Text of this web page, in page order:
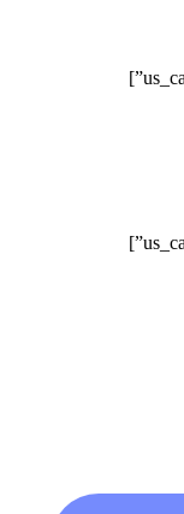
[/vc_column_text][us_carousel columns=”1″ carousel_arrows=”1″ carousel_dots=”1″ items_layout=”5642″ post_type=”us_testimonial” items_quantity=”10″ carousel_arrows_offset=”1rem”]
[/vc_column_text][us_carousel columns=”1″ carousel_arrows=”1″ carousel_dots=”1″ items_layout=”5643″ post_type=”us_testimonial” items_quantity=”10″ carousel_arrows_offset=”1rem”]